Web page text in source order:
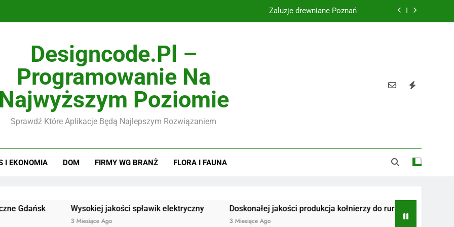
Żaluzje drewniane Poznań
Designcode.pl –
Programowanie Na
Najwyższym Poziomie
Sprawdź Które Aplikacje Będą Najlepszym Rozwiązaniem
I EKONOMIA DOM FIRMY WG BRANŻ FLORA I FAUNA
Wysokiej jakości spławik elektryczny
3 Miesiące Ago
Doskonałej jakości produkcja kołnierzy do rur
3 Miesiące Ago
Radiotelefony
3 Miesiące Ago